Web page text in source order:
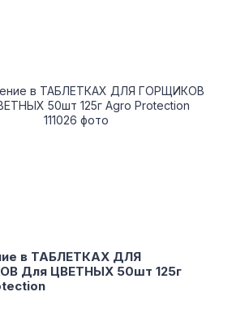
в ТАБЛЕТКАХ ДЛЯ
Для ЦВЕТНЫХ 50шт 125г